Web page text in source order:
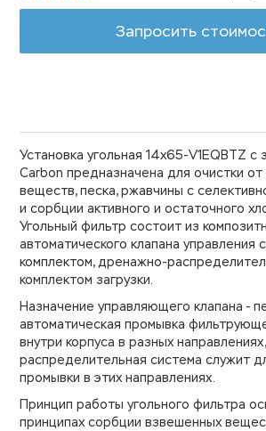
Запросить
Установка угольная 14х65-V1EQBTZ с
Carbon предназначена для очистки
веществ, песка, ржавчины с
и сорбции активного и остаточного
Угольный фильтр состоит из
автоматического клапана управления
комплектом, дренажно-
комплектом загрузки.
Назначение управляющего клапана -
автоматическая промывка
внутри корпуса в разных
распределительная система служит
промывки в этих направлениях.
Принцип работы угольного фильтра
принципах сорбции взвешенных